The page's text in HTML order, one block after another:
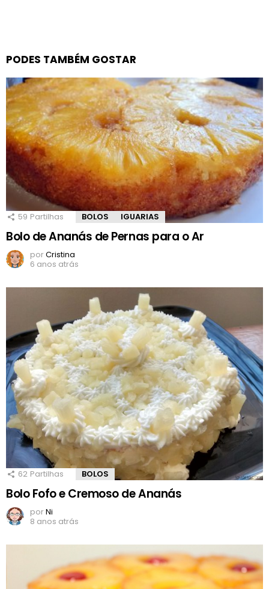
PODES TAMBÉM GOSTAR
59 Partilhas BOLOS IGUARIAS
Bolo de Ananás de Pernas para o Ar
porCristina
6 anos atrás
62 Partilhas BOLOS
Bolo Fofo e Cremoso de Ananás
porNi
8 anos atrás